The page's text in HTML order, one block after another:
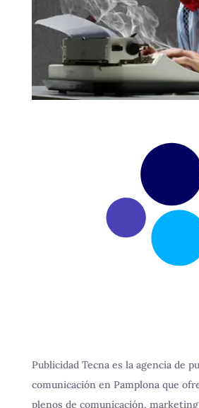
Publicidad Tecna es la agencia de
comunicación en Pamplona que
plenos de comunicación,